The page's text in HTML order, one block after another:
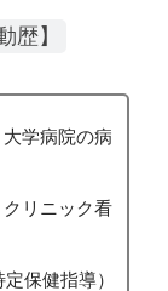
歴】
学病院の病
リニック看
保健指導）